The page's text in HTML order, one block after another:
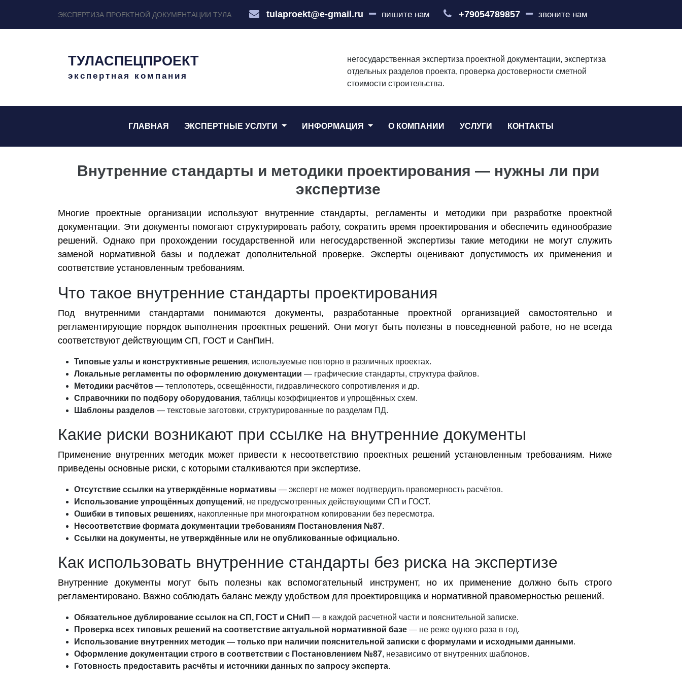
ЭКСПЕРТИЗА ПРОЕКТНОЙ ДОКУМЕНТАЦИИ ТУЛА tulaproekt@e-gmail.ru пишите нам +79054789857 звоните нам
ТУЛАСПЕЦПРОЕКТ
экспертная компания
негосударственная экспертиза проектной документации, экспертиза
отдельных разделов проекта, проверка достоверности сметной
стоимости строительства.
ГЛАВНАЯ ЭКСПЕРТНЫЕ УСЛУГИ ИНФОРМАЦИЯ О КОМПАНИИ УСЛУГИ КОНТАКТЫ
Внутренние стандарты и методики проектирования — нужны ли при
экспертизе
Многие проектные организации используют внутренние стандарты, регламенты и методики при разработке проектной
документации. Эти документы помогают структурировать работу, сократить время проектирования и обеспечить единообразие
решений. Однако при прохождении государственной или негосударственной экспертизы такие методики не могут служить
заменой нормативной базы и подлежат дополнительной проверке. Эксперты оценивают допустимость их применения и
соответствие установленным требованиям.
Что такое внутренние стандарты проектирования
Под внутренними стандартами понимаются документы, разработанные проектной организацией самостоятельно и
регламентирующие порядок выполнения проектных решений. Они могут быть полезны в повседневной работе, но не всегда
соответствуют действующим СП, ГОСТ и СанПиН.
Типовые узлы и конструктивные решения, используемые повторно в различных проектах.
Локальные регламенты по оформлению документации — графические стандарты, структура файлов.
Методики расчётов — теплопотерь, освещённости, гидравлического сопротивления и др.
Справочники по подбору оборудования, таблицы коэффициентов и упрощённых схем.
Шаблоны разделов — текстовые заготовки, структурированные по разделам ПД.
Какие риски возникают при ссылке на внутренние документы
Применение внутренних методик может привести к несоответствию проектных решений установленным требованиям. Ниже
приведены основные риски, с которыми сталкиваются при экспертизе.
Отсутствие ссылки на утверждённые нормативы — эксперт не может подтвердить правомерность расчётов.
Использование упрощённых допущений, не предусмотренных действующими СП и ГОСТ.
Ошибки в типовых решениях, накопленные при многократном копировании без пересмотра.
Несоответствие формата документации требованиям Постановления №87.
Ссылки на документы, не утверждённые или не опубликованные официально.
Как использовать внутренние стандарты без риска на экспертизе
Внутренние документы могут быть полезны как вспомогательный инструмент, но их применение должно быть строго
регламентировано. Важно соблюдать баланс между удобством для проектировщика и нормативной правомерностью решений.
Обязательное дублирование ссылок на СП, ГОСТ и СНиП — в каждой расчетной части и пояснительной записке.
Проверка всех типовых решений на соответствие актуальной нормативной базе — не реже одного раза в год.
Использование внутренних методик — только при наличии пояснительной записки с формулами и исходными данными.
Оформление документации строго в соответствии с Постановлением №87, независимо от внутренних шаблонов.
Готовность предоставить расчёты и источники данных по запросу эксперта.